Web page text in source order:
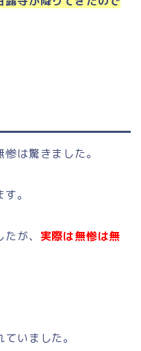
は驚きました。
。
が、 実際は無惨は無
いました。